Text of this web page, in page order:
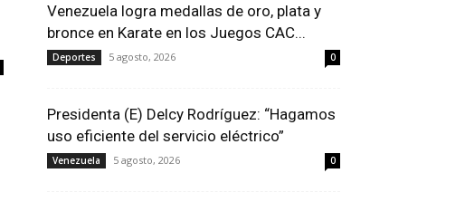
Venezuela logra medallas de oro, plata y
bronce en Karate en los Juegos CAC...
Deportes 5 agosto, 2026 0
Presidenta (E) Delcy Rodríguez: “Hagamos
uso eficiente del servicio eléctrico”
Venezuela 5 agosto, 2026 0